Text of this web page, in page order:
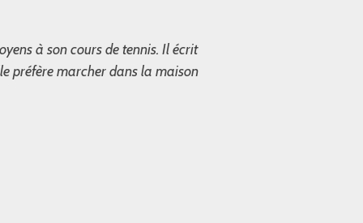
à son cours de tennis. Il écrit
préfère marcher dans la maison